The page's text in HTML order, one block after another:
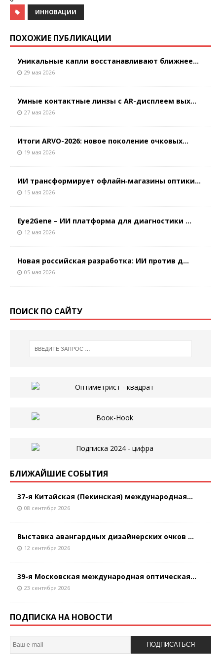
ИННОВАЦИИ
ПОХОЖИЕ ПУБЛИКАЦИИ
Уникальные капли восстанавливают ближнее...
29 мая 2026
Умные контактные линзы с AR-дисплеем вых...
27 мая 2026
Итоги ARVO-2026: новое поколение очковых...
19 мая 2026
ИИ трансформирует офлайн‑магазины оптики...
15 мая 2026
Eye2Gene – ИИ платформа для диагностики ...
12 мая 2026
Новая российская разработка: ИИ против д...
05 мая 2026
ПОИСК ПО САЙТУ
БЛИЖАЙШИЕ СОБЫТИЯ
37-я Китайская (Пекинская) международная...
08 сентября 2026
Выставка авангардных дизайнерских очков ...
12 сентября 2026
39-я Московская международная оптическая...
23 сентября 2026
ПОДПИСКА НА НОВОСТИ
ПОДПИСАТЬСЯ